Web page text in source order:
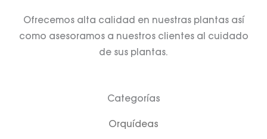
Ofrecemos alta calidad en nuestras plantas así
como asesoramos a nuestros clientes al cuidado
de sus plantas.
Categorías
Orquídeas